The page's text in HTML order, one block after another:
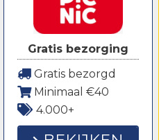
Gratis bezorging
Gratis bezorgd
Minimaal €40
4.000+